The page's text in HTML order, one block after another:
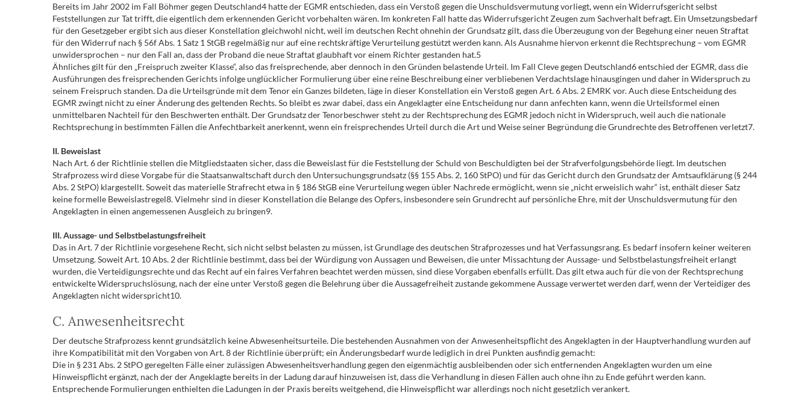
Bereits im Jahr 2002 im Fall Böhmer gegen Deutschland4 hatte der EGMR entschieden, dass ein Verstoß gegen die Unschuldsvermutung vorliegt, wenn ein Widerrufsgericht selbst
Feststellungen zur Tat trifft, die eigentlich dem erkennenden Gericht vorbehalten wären. Im konkreten Fall hatte das Widerrufsgericht Zeugen zum Sachverhalt befragt. Ein Umsetzungsbedarf
für den Gesetzgeber ergibt sich aus dieser Konstellation gleichwohl nicht, weil im deutschen Recht ohnehin der Grundsatz gilt, dass die Überzeugung von der Begehung einer neuen Straftat
für den Widerruf nach § 56f Abs. 1 Satz 1 StGB regelmäßig nur auf eine rechtskräftige Verurteilung gestützt werden kann. Als Ausnahme hiervon erkennt die Rechtsprechung – vom EGMR
unwidersprochen – nur den Fall an, dass der Proband die neue Straftat glaubhaft vor einem Richter gestanden hat.5
Ähnliches gilt für den „Freispruch zweiter Klasse“, also das freisprechende, aber dennoch in den Gründen belastende Urteil. Im Fall Cleve gegen Deutschland6 entschied der EGMR, dass die
Ausführungen des freisprechenden Gerichts infolge unglücklicher Formulierung über eine reine Beschreibung einer verbliebenen Verdachtslage hinausgingen und daher in Widerspruch zu
seinem Freispruch standen. Da die Urteilsgründe mit dem Tenor ein Ganzes bildeten, läge in dieser Konstellation ein Verstoß gegen Art. 6 Abs. 2 EMRK vor. Auch diese Entscheidung des
EGMR zwingt nicht zu einer Änderung des geltenden Rechts. So bleibt es zwar dabei, dass ein Angeklagter eine Entscheidung nur dann anfechten kann, wenn die Urteilsformel einen
unmittelbaren Nachteil für den Beschwerten enthält. Der Grundsatz der Tenorbeschwer steht zu der Rechtsprechung des EGMR jedoch nicht in Widerspruch, weil auch die nationale
Rechtsprechung in bestimmten Fällen die Anfechtbarkeit anerkennt, wenn ein freisprechendes Urteil durch die Art und Weise seiner Begründung die Grundrechte des Betroffenen verletzt7.
II. Beweislast
Nach Art. 6 der Richtlinie stellen die Mitgliedstaaten sicher, dass die Beweislast für die Feststellung der Schuld von Beschuldigten bei der Strafverfolgungsbehörde liegt. Im deutschen
Strafprozess wird diese Vorgabe für die Staatsanwaltschaft durch den Untersuchungsgrundsatz (§§ 155 Abs. 2, 160 StPO) und für das Gericht durch den Grundsatz der Amtsaufklärung (§ 244
Abs. 2 StPO) klargestellt. Soweit das materielle Strafrecht etwa in § 186 StGB eine Verurteilung wegen übler Nachrede ermöglicht, wenn sie „nicht erweislich wahr“ ist, enthält dieser Satz
keine formelle Beweislastregel8. Vielmehr sind in dieser Konstellation die Belange des Opfers, insbesondere sein Grundrecht auf persönliche Ehre, mit der Unschuldsvermutung für den
Angeklagten in einen angemessenen Ausgleich zu bringen9.
III. Aussage- und Selbstbelastungsfreiheit
Das in Art. 7 der Richtlinie vorgesehene Recht, sich nicht selbst belasten zu müssen, ist Grundlage des deutschen Strafprozesses und hat Verfassungsrang. Es bedarf insofern keiner weiteren
Umsetzung. Soweit Art. 10 Abs. 2 der Richtlinie bestimmt, dass bei der Würdigung von Aussagen und Beweisen, die unter Missachtung der Aussage- und Selbstbelastungsfreiheit erlangt
wurden, die Verteidigungsrechte und das Recht auf ein faires Verfahren beachtet werden müssen, sind diese Vorgaben ebenfalls erfüllt. Das gilt etwa auch für die von der Rechtsprechung
entwickelte Widerspruchslösung, nach der eine unter Verstoß gegen die Belehrung über die Aussagefreiheit zustande gekommene Aussage verwertet werden darf, wenn der Verteidiger des
Angeklagten nicht widerspricht10.
C. Anwesenheitsrecht
Der deutsche Strafprozess kennt grundsätzlich keine Abwesenheitsurteile. Die bestehenden Ausnahmen von der Anwesenheitspflicht des Angeklagten in der Hauptverhandlung wurden auf
ihre Kompatibilität mit den Vorgaben von Art. 8 der Richtlinie überprüft; ein Änderungsbedarf wurde lediglich in drei Punkten ausfindig gemacht:
Die in § 231 Abs. 2 StPO geregelten Fälle einer zulässigen Abwesenheitsverhandlung gegen den eigenmächtig ausbleibenden oder sich entfernenden Angeklagten wurden um eine
Hinweispflicht ergänzt, nach der der Angeklagte bereits in der Ladung darauf hinzuweisen ist, dass die Verhandlung in diesen Fällen auch ohne ihn zu Ende geführt werden kann.
Entsprechende Formulierungen enthielten die Ladungen in der Praxis bereits weitgehend, die Hinweispflicht war allerdings noch nicht gesetzlich verankert.